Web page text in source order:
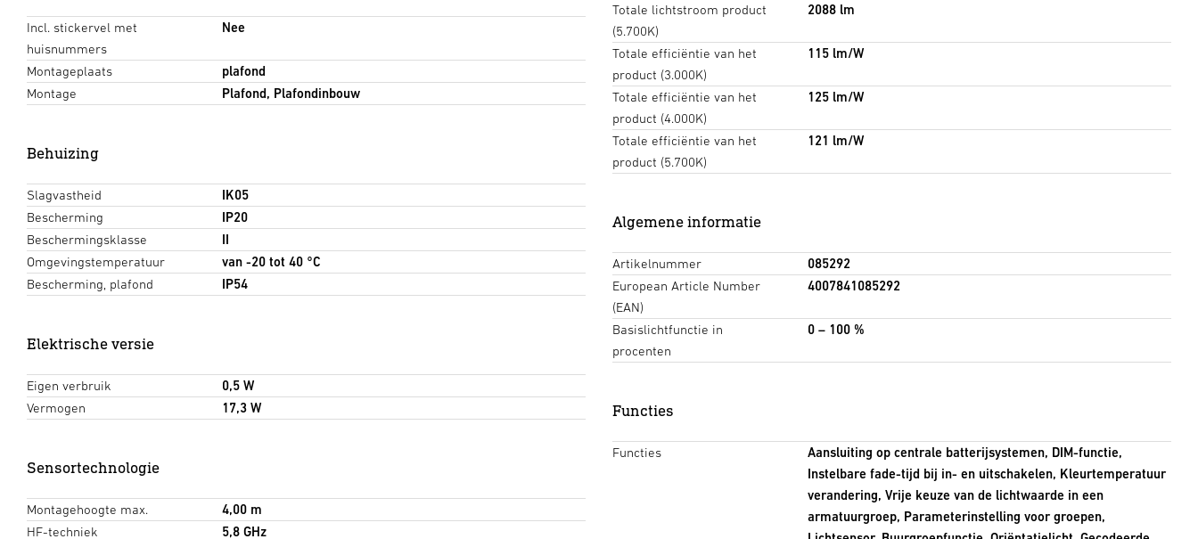
Incl. stickervel met
huisnummers
Nee
Montageplaats
plafond
Montage
Plafond, Plafondinbouw
Behuizing
Slagvastheid
IK05
Bescherming
IP20
Beschermingsklasse
II
Omgevingstemperatuur
van -20 tot 40 °C
Bescherming, plafond
IP54
Elektrische versie
Eigen verbruik
0,5 W
Vermogen
17,3 W
Sensortechnologie
Montagehoogte max.
4,00 m
HF-techniek
5,8 GHz
Totale lichtstroom product
(5.700K)
2088 lm
Totale efficiëntie van het
product (3.000K)
115 lm/W
Totale efficiëntie van het
product (4.000K)
125 lm/W
Totale efficiëntie van het
product (5.700K)
121 lm/W
Algemene informatie
Artikelnummer
085292
European Article Number
(EAN)
4007841085292
Basislichtfunctie in
procenten
0 – 100 %
Functies
Functies
Aansluiting op centrale batterijsystemen, DIM-functie,
Instelbare fade-tijd bij in- en uitschakelen, Kleurtemperatuur
verandering, Vrije keuze van de lichtwaarde in een
armatuurgroep, Parameterinstelling voor groepen,